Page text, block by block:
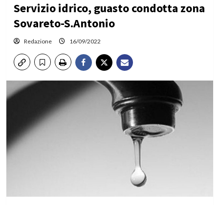
Servizio idrico, guasto condotta zona
Sovareto-S.Antonio
Redazione 16/09/2022